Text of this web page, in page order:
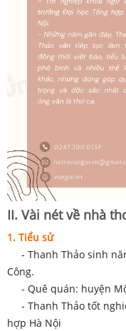
II. Vài nét về nhà
1. Tiểu sử
- Thanh Thảo sinh
Công.
- Quê quán: huyện
- Thanh Thảo tốt
hợp Hà Nội